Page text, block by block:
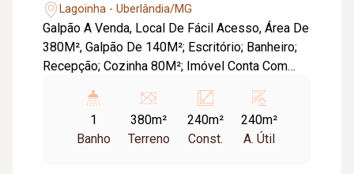
Lagoinha - Uberlândia/MG
Galpão A Venda, Local De Fácil Acesso, Área De
380M², Galpão De 140M²; Escritório; Banheiro;
Recepção; Cozinha 80M²; Imóvel Conta Com
Estrutura Metálica; Estrutura Pronta Para Fazer
Um Mezanino De 12M² Já Está Com A
Escadaria; Portão De Acesso Ao Imóvel Social E
1
Banho
380m²
Terreno
240m²
Const.
240m²
A. Útil